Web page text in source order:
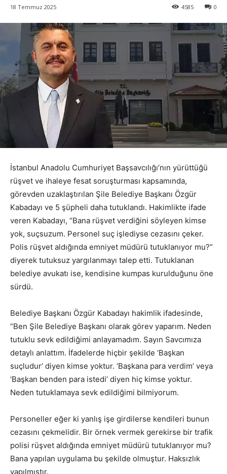
18 Temmuz 2025 0
4585
İstanbul Anadolu Cumhuriyet Başsavcılığı’nın yürüttüğü
rüşvet ve ihaleye fesat soruşturması kapsamında,
görevden uzaklaştırılan Şile Belediye Başkanı Özgür
Kabadayı ve 5 şüpheli daha tutuklandı. Hakimlikte ifade
veren Kabadayı, “Bana rüşvet verdiğini söyleyen kimse
yok, suçsuzum. Personel suç işlediyse cezasını çeker.
Polis rüşvet aldığında emniyet müdürü tutuklanıyor mu?”
diyerek tutuksuz yargılanmayı talep etti. Tutuklanan
belediye avukatı ise, kendisine kumpas kurulduğunu öne
sürdü.
Belediye Başkanı Özgür Kabadayı hakimlik ifadesinde,
“Ben Şile Belediye Başkanı olarak görev yaparım. Neden
tutuklu sevk edildiğimi anlayamadım. Sayın Savcımıza
detaylı anlattım. İfadelerde hiçbir şekilde ‘Başkan
suçludur’ diyen kimse yoktur. ‘Başkana para verdim’ veya
‘Başkan benden para istedi’ diyen hiç kimse yoktur.
Neden tutuklamaya sevk edildiğimi bilmiyorum.
Personeller eğer ki yanlış işe girdilerse kendileri bunun
cezasını çekmelidir. Bir örnek vermek gerekirse bir trafik
polisi rüşvet aldığında emniyet müdürü tutuklanıyor mu?
Bana yapılan uygulama bu şekilde olmuştur. Haksızlık
yapılmıştır.